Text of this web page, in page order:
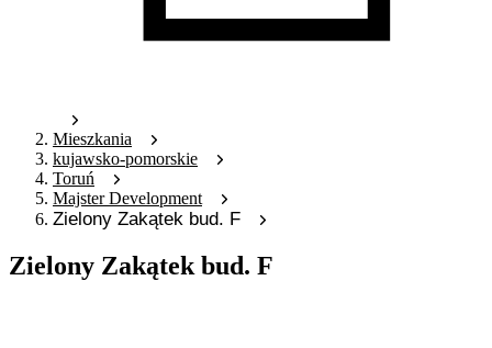
Mieszkania
kujawsko-pomorskie
Toruń
Majster Development
Zielony Zakątek bud. F
Zielony Zakątek bud. F